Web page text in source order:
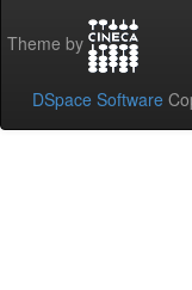
Theme by
DSpace Software